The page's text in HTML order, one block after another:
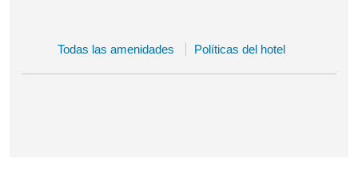
Todas las amenidades Políticas del hotel